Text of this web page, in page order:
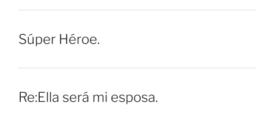
Súper Héroe.
Re:Ella será mi esposa.